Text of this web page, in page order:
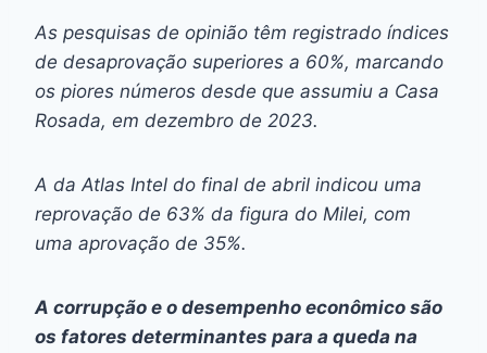
As pesquisas de opinião têm registrado índices
de desaprovação superiores a 60%, marcando
os piores números desde que assumiu a Casa
Rosada, em dezembro de 2023.
A da Atlas Intel do final de abril indicou uma
reprovação de 63% da figura do Milei, com
uma aprovação de 35%.
A corrupção e o desempenho econômico são
os fatores determinantes para a queda na